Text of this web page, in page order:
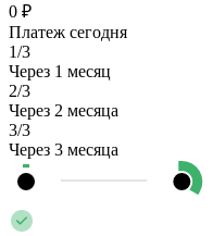
0 ₽
Платеж сегодня
1/3
Через 1 месяц
2/3
Через 2 месяца
3/3
Через 3 месяца